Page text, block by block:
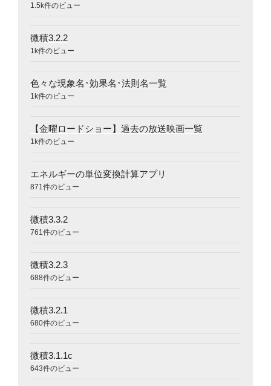
1.5k件のビュー
微積3.2.2
1k件のビュー
色々な現象名･効果名･法則名一覧
1k件のビュー
【金曜ロードショー】過去の放送映画一覧
1k件のビュー
エネルギーの単位変換計算アプリ
871件のビュー
微積3.3.2
761件のビュー
微積3.2.3
688件のビュー
微積3.2.1
680件のビュー
微積3.1.1c
643件のビュー